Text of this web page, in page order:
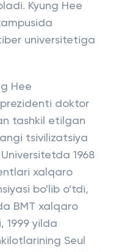
Kyung Hee
universitetiga
Hee
doktor
tashkil etilgan
tsivilizatsiya
1968
xalqaro
bo'lib o'tdi,
BMT xalqaro
1999 yilda
Seul